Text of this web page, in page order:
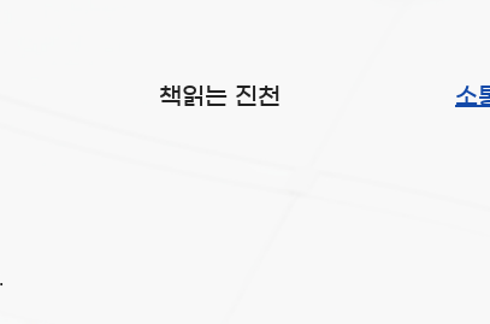
책읽는 진천 소